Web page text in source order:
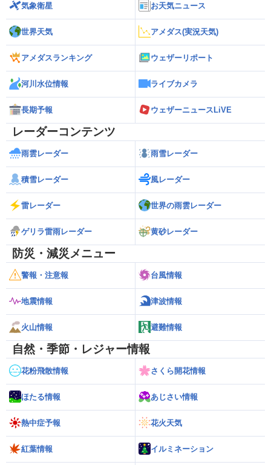
気象衛星 お天気ニュース
世界天気 アメダス(実況天気)
アメダスランキング ウェザーリポート
河川水位情報 ライブカメラ
長期予報 ウェザーニュースLiVE
レーダーコンテンツ
雨雲レーダー 雨雪レーダー
積雪レーダー 風レーダー
雷レーダー 世界の雨雲レーダー
ゲリラ雷雨レーダー 黄砂レーダー
防災・減災メニュー
警報・注意報 台風情報
地震情報 津波情報
火山情報 避難情報
自然・季節・レジャー情報
花粉飛散情報 さくら開花情報
ほたる情報 あじさい情報
熱中症予報 花火天気
紅葉情報 イルミネーション